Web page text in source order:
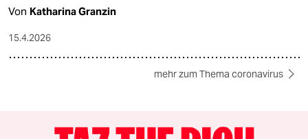
Von Katharina Granzin
15.4.2026
mehr zum Thema coronavirus